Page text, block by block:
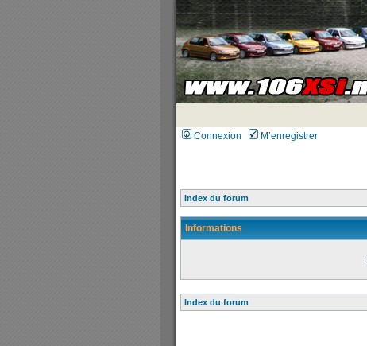
Connexion M’enregistrer
Index du forum
Informations
Index du forum